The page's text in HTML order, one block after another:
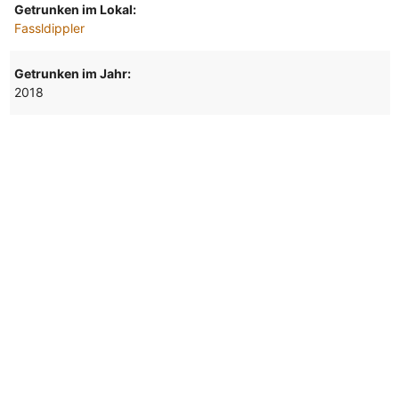
Getrunken im Lokal:
Fassldippler
Getrunken im Jahr:
2018